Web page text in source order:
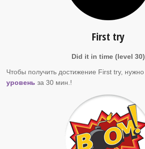
First try
Did it in time (level 30)
Чтобы получить достижение First try, нужно
уровень за 30 мин.!